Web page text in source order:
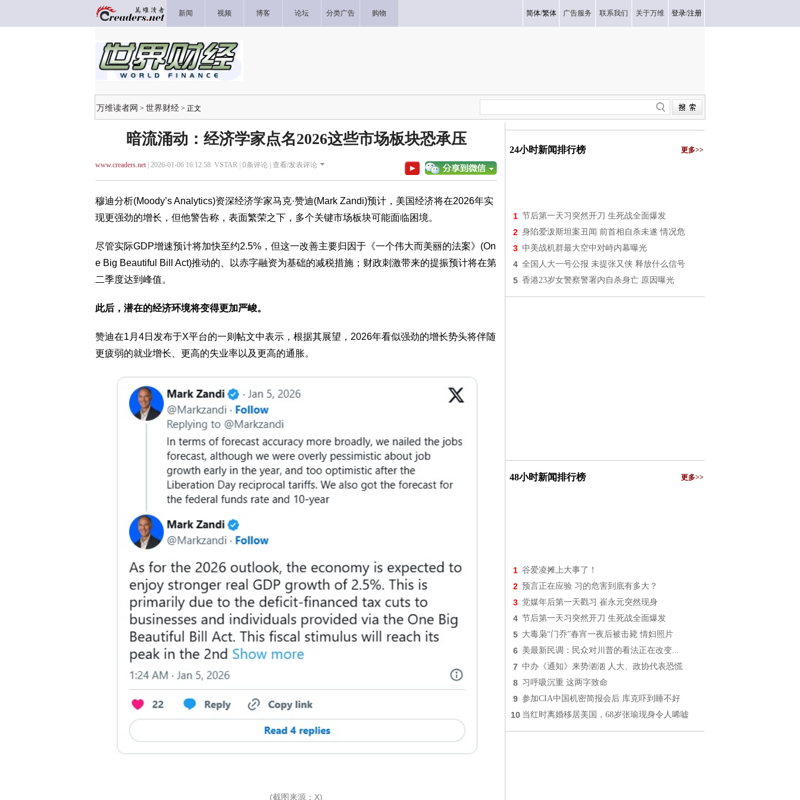
新闻 视频 博客 论坛 分类广告 购物 简体/繁体 广告服务 联系我们 关于万维 登录/注册
万维读者网 > 世界财经 > 正文
暗流涌动：经济学家点名2026这些市场板块恐承压
www.creaders.net| 2026-01-06 16:12:58 VSTAR | 0条评论 | 查看/发表评论
穆迪分析(Moody’s Analytics)资深经济学家马克·赞迪(Mark Zandi)预计，美国经济将在2026年实
现更强劲的增长，但他警告称，表面繁荣之下，多个关键市场板块可能面临困境。
尽管实际GDP增速预计将加快至约2.5%，但这一改善主要归因于《一个伟大而美丽的法案》(On
e Big Beautiful Bill Act)推动的、以赤字融资为基础的减税措施；财政刺激带来的提振预计将在第
二季度达到峰值。
此后，潜在的经济环境将变得更加严峻。
赞迪在1月4日发布于X平台的一则帖文中表示，根据其展望，2026年看似强劲的增长势头将伴随
更疲弱的就业增长、更高的失业率以及更高的通胀。
(截图来源：X)
24小时新闻排行榜 更多>>
1 节后第一天习突然开刀 生死战全面爆发
2 身陷爱泼斯坦案丑闻 前首相自杀未遂 情况危
3 中美战机群最大空中对峙内幕曝光
4 全国人大一号公报 未提张又侠 释放什么信号
5 香港23岁女警察警署内自杀身亡 原因曝光
48小时新闻排行榜 更多>>
1 谷爱凌摊上大事了！
2 预言正在应验 习的危害到底有多大？
3 党媒年后第一天戳习 崔永元突然现身
4 节后第一天习突然开刀 生死战全面爆发
5 大毒枭“门乔”春宵一夜后被击毙 情妇照片
6 美最新民调：民众对川普的看法正在改变...
7 中办《通知》来势汹汹 人大、政协代表恐慌
8 习呼吸沉重 这两字致命
9 参加CIA中国机密简报会后 库克吓到睡不好
10 当红时离婚移居美国，68岁张瑜现身令人唏嘘